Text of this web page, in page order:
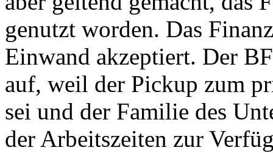
genutzt worden. Das
Einwand akzeptiert. Der
auf, weil der Pickup zum
sei und der Familie des
der Arbeitszeiten zur